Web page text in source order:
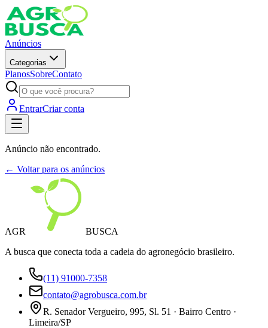
Anúncios
Categorias
PlanosSobreContato
EntrarCriar conta
Anúncio não encontrado.
← Voltar para os anúncios
AGR
BUSCA
A busca que conecta toda a cadeia do agronegócio brasileiro.
(11) 91000-7358
contato@agrobusca.com.br
R. Senador Vergueiro, 995, Sl. 51 · Bairro Centro ·
Limeira/SP